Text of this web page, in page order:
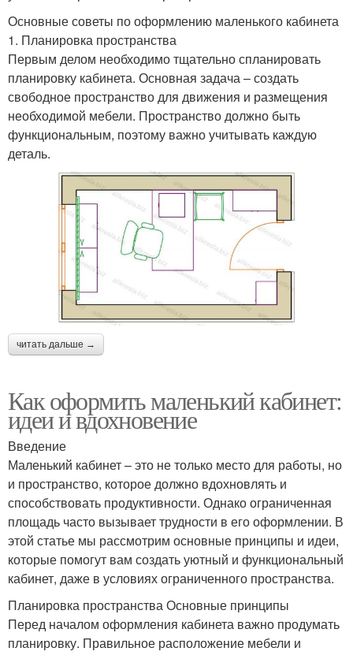
Основные советы по оформлению маленького кабинета
1. Планировка пространства
Первым делом необходимо тщательно спланировать
планировку кабинета. Основная задача – создать
свободное пространство для движения и размещения
необходимой мебели. Пространство должно быть
функциональным, поэтому важно учитывать каждую
деталь.
читать дальше →
Как оформить маленький кабинет:
идеи и вдохновение
Введение
Маленький кабинет – это не только место для работы, но
и пространство, которое должно вдохновлять и
способствовать продуктивности. Однако ограниченная
площадь часто вызывает трудности в его оформлении. В
этой статье мы рассмотрим основные принципы и идеи,
которые помогут вам создать уютный и функциональный
кабинет, даже в условиях ограниченного пространства.
Планировка пространства Основные принципы
Перед началом оформления кабинета важно продумать
планировку. Правильное расположение мебели и